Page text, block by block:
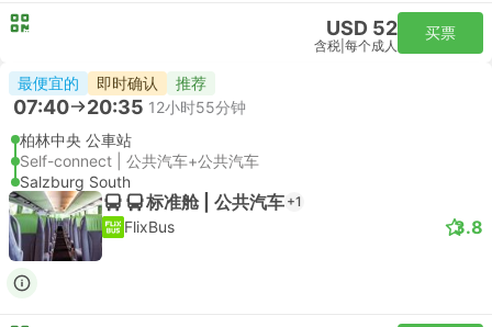
USD 52
含税 每个成人
买票
最便宜的 即时确认 推荐
07:40 20:35 12小时55分钟
柏林中央 公車站
Self-connect | 公共汽车+公共汽车
Salzburg South
标准舱 | 公共汽车 +1
FlixBus 3.8